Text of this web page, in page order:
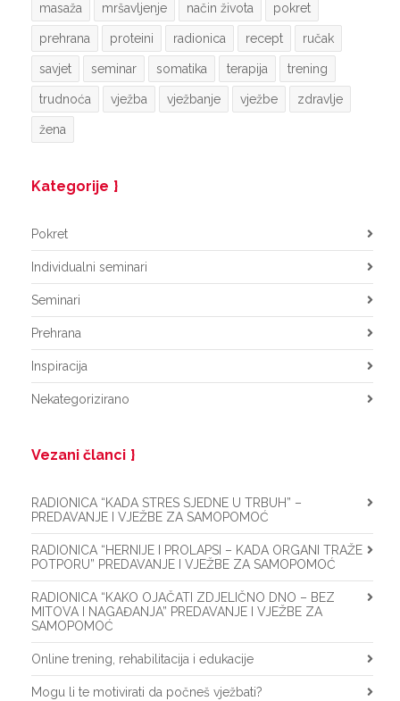
masaža mršavljenje način života pokret
prehrana proteini radionica recept ručak
savjet seminar somatika terapija trening
trudnoća vježba vježbanje vježbe zdravlje
žena
Kategorije
Pokret
Individualni seminari
Seminari
Prehrana
Inspiracija
Nekategorizirano
Vezani članci
RADIONICA “KADA STRES SJEDNE U TRBUH” –
PREDAVANJE I VJEŽBE ZA SAMOPOMOĆ
RADIONICA “HERNIJE I PROLAPSI – KADA ORGANI TRAŽE
POTPORU” PREDAVANJE I VJEŽBE ZA SAMOPOMOĆ
RADIONICA “KAKO OJAČATI ZDJELIČNO DNO – BEZ
MITOVA I NAGAĐANJA” PREDAVANJE I VJEŽBE ZA
SAMOPOMOĆ
Online trening, rehabilitacija i edukacije
Mogu li te motivirati da počneš vježbati?